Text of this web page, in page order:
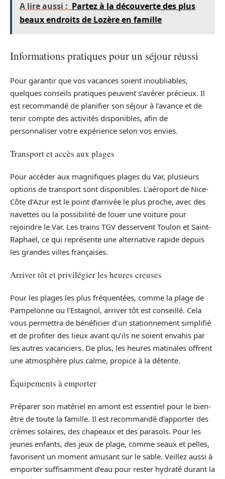
A lire aussi : Partez à la découverte des plus
beaux endroits de Lozère en famille
Informations pratiques pour un séjour réussi
Pour garantir que vos vacances soient inoubliables,
quelques conseils pratiques peuvent s’avérer précieux. Il
est recommandé de planifier son séjour à l’avance et de
tenir compte des activités disponibles, afin de
personnaliser votre expérience selon vos envies.
Transport et accès aux plages
Pour accéder aux magnifiques plages du Var, plusieurs
options de transport sont disponibles. L’aéroport de Nice-
Côte d’Azur est le point d’arrivée le plus proche, avec des
navettes ou la possibilité de louer une voiture pour
rejoindre le Var. Les trains TGV desservent Toulon et Saint-
Raphaël, ce qui représente une alternative rapide depuis
les grandes villes françaises.
Arriver tôt et privilégier les heures creuses
Pour les plages les plus fréquentées, comme la plage de
Pampelonne ou l’Estagnol, arriver tôt est conseillé. Cela
vous permettra de bénéficier d’un stationnement simplifié
et de profiter des lieux avant qu’ils ne soient envahis par
les autres vacanciers. De plus, les heures matinales offrent
une atmosphère plus calme, propice à la détente.
Équipements à emporter
Préparer son matériel en amont est essentiel pour le bien-
être de toute la famille. Il est recommandé d’apporter des
crèmes solaires, des chapeaux et des parasols. Pour les
jeunes enfants, des jeux de plage, comme seaux et pelles,
favorisent un moment amusant sur le sable. Veillez aussi à
emporter suffisamment d’eau pour rester hydraté durant la